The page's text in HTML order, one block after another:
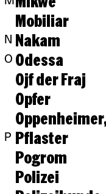
Mobiliar
N Nakam
O Odessa
Ojf der Fraj
Opfer
P Pflaster
Pogrom
Polizei